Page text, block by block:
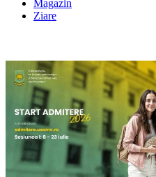
Magazin
Ziare